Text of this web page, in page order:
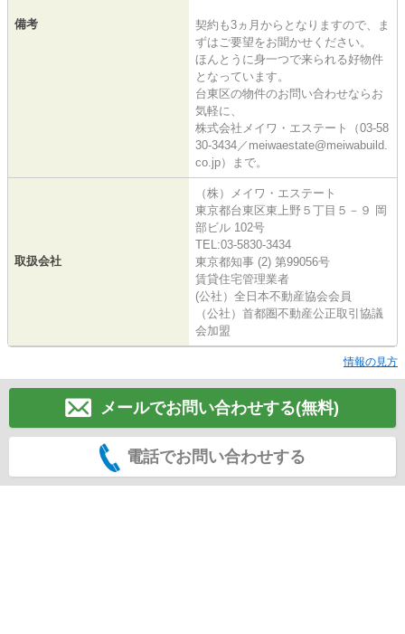
備考
契約も3ヵ月からとなりますので、ま
ずはご要望をお聞かせください。
ほんとうに身一つで来られる好物件
となっています。
台東区の物件のお問い合わせならお
気軽に、
株式会社メイワ・エステート（03-58
30-3434／meiwaestate@meiwabuild.
co.jp）まで。
取扱会社
（株）メイワ・エステート
東京都台東区東上野５丁目５－９ 岡
部ビル 102号
TEL:03-5830-3434
東京都知事 (2) 第99056号
賃貸住宅管理業者
(公社）全日本不動産協会会員
（公社）首都圏不動産公正取引協議
会加盟
情報の見方
メールでお問い合わせする(無料)
電話でお問い合わせする